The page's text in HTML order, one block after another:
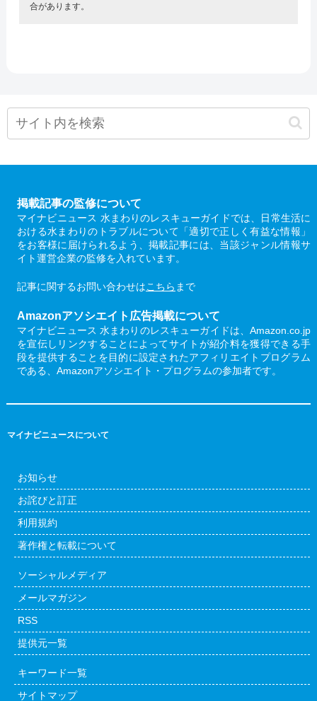
合があります。
掲載記事の監修について
マイナビニュース 水まわりのレスキューガイドでは、日常生活に
おける水まわりのトラブルについて「適切で正しく有益な情報」
をお客様に届けられるよう、掲載記事には、当該ジャンル情報サ
イト運営企業の監修を入れています。
記事に関するお問い合わせはこちら まで
Amazonアソシエイト広告掲載について
マイナビニュース 水まわりのレスキューガイドは、Amazon.co.jp
を宣伝しリンクすることによってサイトが紹介料を獲得できる手
段を提供することを目的に設定されたアフィリエイトプログラム
である、Amazonアソシエイト・プログラムの参加者です。
マイナビニュースについて
お知らせ
お詫びと訂正
利用規約
著作権と転載について
ソーシャルメディア
メールマガジン
RSS
提供元一覧
キーワード一覧
サイトマップ